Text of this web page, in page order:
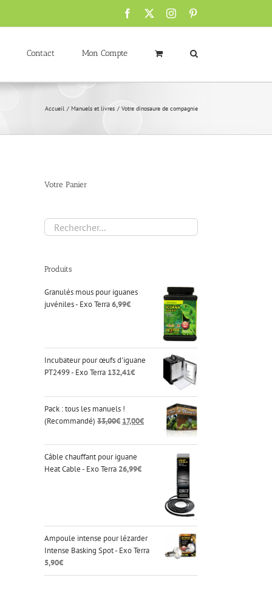
Facebook Instagram
Contact Mon Compte
Accueil Manuels et livres Votre dinosaure de compagnie
Votre Panier
Produits
Granulés mous pour iguanes
juvéniles - Exo Terra6,99€
Incubateur pour œufs d'iguane
PT2499 - Exo Terra 132,41€
Pack : tous les manuels !
(Recommandé) 33,00€ Le
initial
était :
33,00€.
17,00€Le
actuel
Câble chauffant pour iguane
Heat Cable - Exo Terra 26,99€
Ampoule intense pour lézarder
Intense Basking Spot - Exo Terra
5,90€